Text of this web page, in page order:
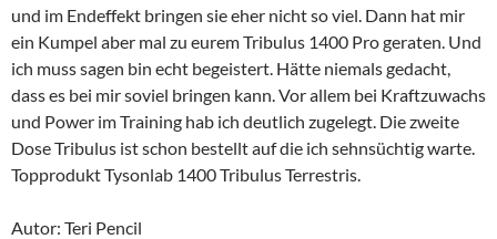
und im Endeffekt bringen sie eher nicht so viel. Dann hat mir
ein Kumpel aber mal zu eurem Tribulus 1400 Pro geraten. Und
ich muss sagen bin echt begeistert. Hätte niemals gedacht,
dass es bei mir soviel bringen kann. Vor allem bei Kraftzuwachs
und Power im Training hab ich deutlich zugelegt. Die zweite
Dose Tribulus ist schon bestellt auf die ich sehnsüchtig warte.
Topprodukt Tysonlab 1400 Tribulus Terrestris.
Autor: Teri Pencil